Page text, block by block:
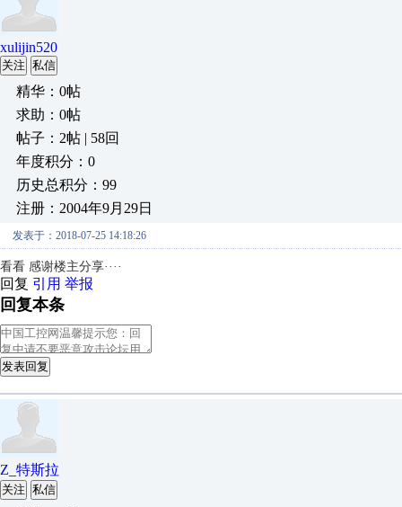
xulijin520
关注 私信
精华：0帖
求助：0帖
帖子：2帖 | 58回
年度积分：0
历史总积分：99
注册：2004年9月29日
发表于：2018-07-25 14:18:26
看看 感谢楼主分享····
回复 引用 举报
回复本条
发表回复
Z_特斯拉
关注 私信